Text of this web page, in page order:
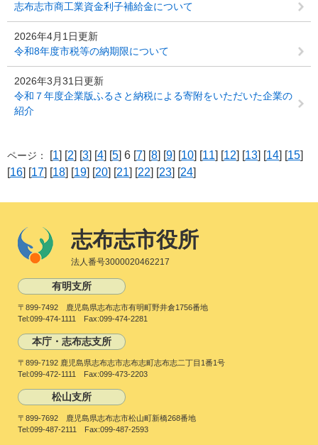
志布志市商工業資金利子補給金について
2026年4月1日更新
令和8年度市税等の納期限について
2026年3月31日更新
令和７年度企業版ふるさと納税による寄附をいただいた企業の
紹介
ページ： [1] [2] [3] [4] [5] 6 [7] [8] [9] [10] [11] [12] [13] [14] [15]
[16] [17] [18] [19] [20] [21] [22] [23] [24]
志布志市役所
法人番号3000020462217
有明支所
〒899-7492 鹿児島県志布志市有明町野井倉1756番地
Tel:099-474-1111 Fax:099-474-2281
本庁・志布志支所
〒899-7192 鹿児島県志布志市志布志町志布志二丁目1番1号
Tel:099-472-1111 Fax:099-473-2203
松山支所
〒899-7692 鹿児島県志布志市松山町新橋268番地
Tel:099-487-2111 Fax:099-487-2593